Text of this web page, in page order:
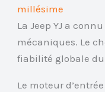
millésime
La Jeep YJ a
mécaniques. Le
fiabilité globale
Le moteur